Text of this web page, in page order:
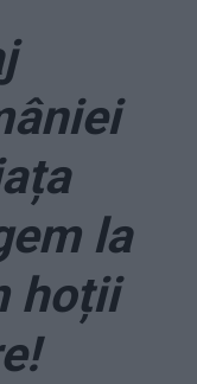
la
hoții